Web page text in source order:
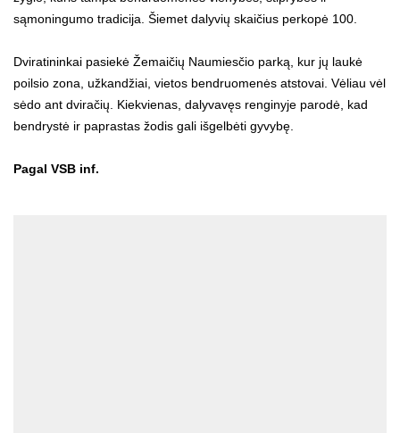
sąmoningumo tradicija. Šiemet dalyvių skaičius perkopė 100.
Dviratininkai pasiekė Žemaičių Naumiesčio parką, kur jų laukė
poilsio zona, užkandžiai, vietos bendruomenės atstovai. Vėliau vėl
sėdo ant dviračių. Kiekvienas, dalyvavęs renginyje parodė, kad
bendrystė ir paprastas žodis gali išgelbėti gyvybę.
Pagal VSB inf.